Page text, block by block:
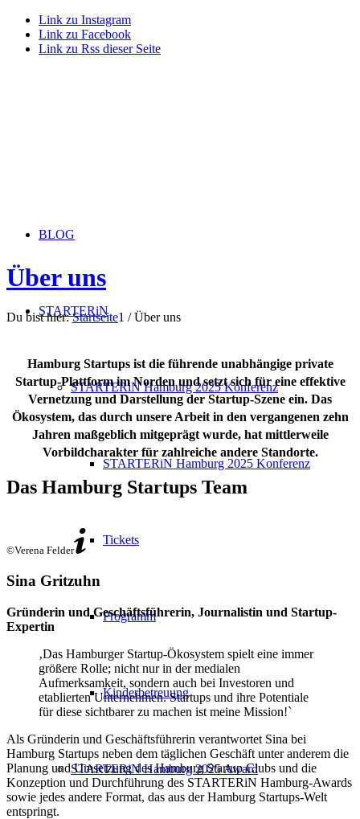
Link zu Instagram
Link zu Facebook
Link zu Rss dieser Seite
BLOG
STARTERiN
STARTERiN Hamburg 2025 Konferenz
STARTERiN Hamburg 2025 Konferenz
Tickets
Programm
Kinderbetreuung
STARTERiN Hamburg 2025 Award
Über uns
Du bist hier: Startseite1 / Über uns
Hamburg Startups ist die führende unabhängige private
Startup-Plattform im Norden und setzt sich für eine effektive
Vernetzung und Darstellung der Startup-Szene ein. Das
Ökosystem, das durch unsere Arbeit in den vergangenen zehn
Jahren maßgeblich mitgeprägt wurde, hat mittlerweile
Vorbildcharakter für zahlreiche andere Standorte.
Das Hamburg Startups Team
©Verena Felder
Sina Gritzuhn
Gründerin und Geschäftsführerin, Journalistin und Startup-
Expertin
‚Das Hamburger Startup-Ökosystem spielt eine immer
größere Rolle; nicht nur in der medialen
Aufmerksamkeit, sondern auch bei Investoren und
etablierten Unternehmen. Startups und ihre Potentiale
für diese sichtbarer zu machen ist meine Mission!`
Als Gründerin und Geschäftsführerin verantwortet Sina bei
Hamburg Startups neben dem täglichen Geschäft unter anderem die
Planung und Umsetzung des Hamburg Startup Clubs und die
Konzeption und Durchführung des STARTERiN Hamburg-Awards
sowie jedes andere Format, das aus der Hamburg Startups-Welt
entspringt.